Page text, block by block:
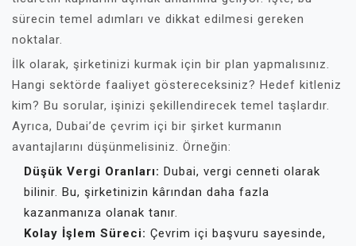
sürecin temel adımları ve dikkat edilmesi gereken
noktalar.
İlk olarak, şirketinizi kurmak için bir plan yapmalısınız.
Hangi sektörde faaliyet göstereceksiniz? Hedef kitleniz
kim? Bu sorular, işinizi şekillendirecek temel taşlardır.
Ayrıca, Dubai’de çevrim içi bir şirket kurmanın
avantajlarını düşünmelisiniz. Örneğin:
Düşük Vergi Oranları: Dubai, vergi cenneti olarak
bilinir. Bu, şirketinizin kârından daha fazla
kazanmanıza olanak tanır.
Kolay İşlem Süreci: Çevrim içi başvuru sayesinde,